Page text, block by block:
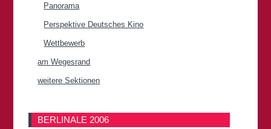
Panorama
Perspektive Deutsches Kino
Wettbewerb
am Wegesrand
weitere Sektionen
BERLINALE 2006